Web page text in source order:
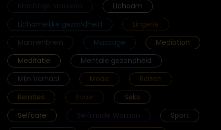
Lichaam
Lichamelijke gezondheid
Lingerie
Mannenbrein
Massage
Mediation
Meditatie
Mentale gezondheid
Mijn Verhaal
Mode
Reizen
Relaties
Rouw
Seks
Selfcare
Selfmade Woman
Sport